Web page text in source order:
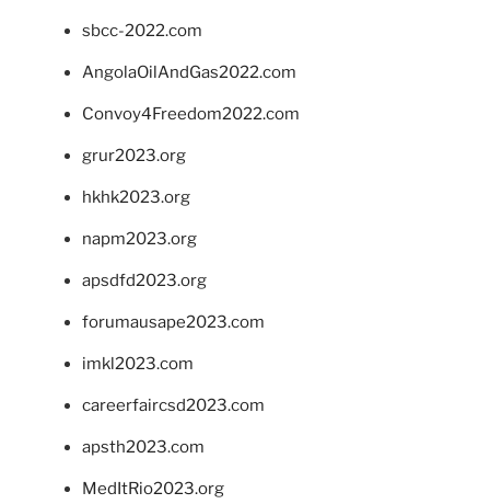
sbcc-2022.com
AngolaOilAndGas2022.com
Convoy4Freedom2022.com
grur2023.org
hkhk2023.org
napm2023.org
apsdfd2023.org
forumausape2023.com
imkl2023.com
careerfaircsd2023.com
apsth2023.com
MedItRio2023.org